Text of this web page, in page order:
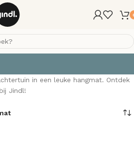
in een leuke hangmat. Ontdek
Jindl!